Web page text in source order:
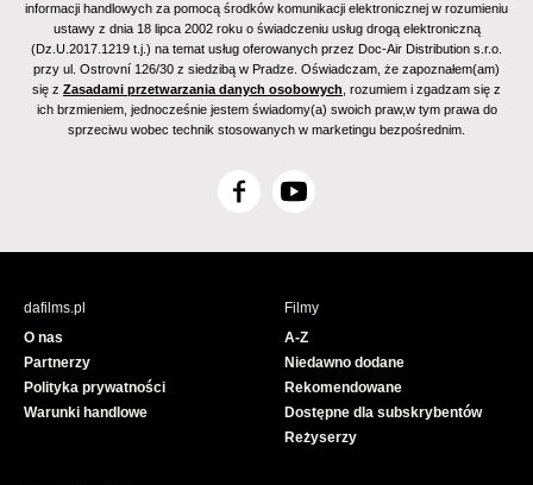
informacji handlowych za pomocą środków komunikacji elektronicznej w rozumieniu
ustawy z dnia 18 lipca 2002 roku o świadczeniu usług drogą elektroniczną
(Dz.U.2017.1219 t.j.) na temat usług oferowanych przez Doc-Air Distribution s.r.o.
przy ul. Ostrovní 126/30 z siedzibą w Pradze. Oświadczam, że zapoznałem(am)
się z Zasadami przetwarzania danych osobowych , rozumiem i zgadzam się z
ich brzmieniem, jednocześnie jestem świadomy(a) swoich praw,w tym prawa do
sprzeciwu wobec technik stosowanych w marketingu bezpośrednim.
F
c
Y
u
e
dafilms.pl
O nas
Partnerzy
Polityka prywatności
Warunki handlowe
Filmy
A-Z
Niedawno dodane
Rekomendowane
Dostępne dla subskrybentów
Reżyserzy